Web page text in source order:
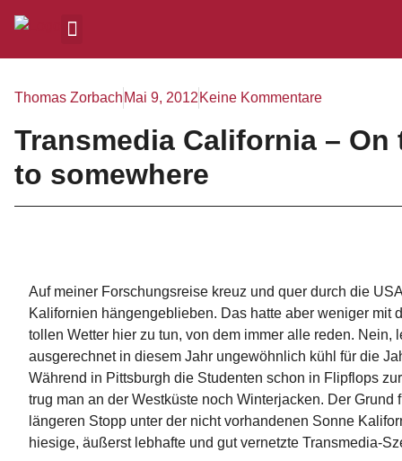
Thomas Zorbach Mai 9, 2012 Keine Kommentare
Transmedia California – On
to somewhere
Auf meiner Forschungsreise kreuz und quer durch die
Kalifornien hängengeblieben. Das hatte aber weniger mit
tollen Wetter hier zu tun, von dem immer alle reden. Nein,
ausgerechnet in diesem Jahr ungewöhnlich kühl für die
Während in Pittsburgh die Studenten schon in Flipflops
trug man an der Westküste noch Winterjacken. Der Grund
längeren Stopp unter der nicht vorhandenen Sonne
hiesige, äußerst lebhafte und gut vernetzte Transmedia-